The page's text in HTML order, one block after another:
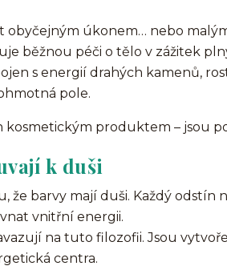
obyčejným úkonem… nebo
běžnou péči o tělo v zážitek
s energií drahých kamenů,
pole.
produktem – jsou
k duši
že barvy mají duši. Každý odstín
vnitřní energii.
na tuto filozofii. Jsou
centra.